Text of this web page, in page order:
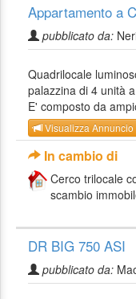
Appartamento a
pubblicato da:
Quadrilocale
palazzina di 4 unità
E' composto da
Visualizza Annuncio
In cambio di
Cerco trilocale
scambio
DR BIG 750 ASI
pubblicato da: